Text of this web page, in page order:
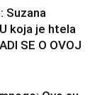
Suzana
koja je htela
SE O OVOJ